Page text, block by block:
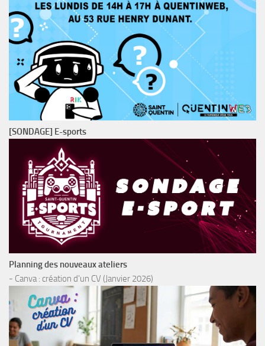
[SONDAGE] E-sports
Planning des nouveaux ateliers
- Canva : création d'un CV (Janvier 2026)